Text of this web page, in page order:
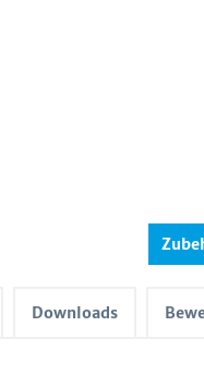
Downloads